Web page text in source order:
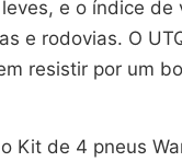
e o índice
e rodovias. O
resistir por um
Kit de 4 pneus